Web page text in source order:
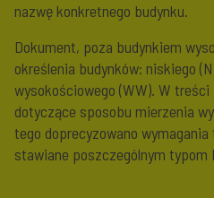
nazwę konkretnego budynku.
Dokument, poza budynkiem
określenia budynków: niskiego
wysokościowego (WW). W
dotyczące sposobu mierzenia
tego doprecyzowano
stawiane poszczególnym typom